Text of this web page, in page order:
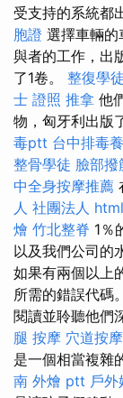
受支持的系統都
胞證 選擇車輛的
與者的工作，出
了1卷。 整復學徒
士 證照 推拿 他
物，匈牙利出版
毒ptt 台中排毒
整骨學徒 臉部撥
中全身按摩推薦
人 社團法人 html
燴 竹北整脊 1％
以及我們公司的
如果有兩個以上
所需的錯誤代碼
閱讀並聆聽他們
腿 按摩 穴道按
是一個相當複雜
南 外燴 ptt 戶外